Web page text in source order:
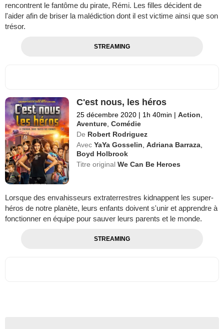
rencontrent le fantôme du pirate, Rémi. Les filles décident de
l'aider afin de briser la malédiction dont il est victime ainsi que son
trésor.
STREAMING
C'est nous, les héros
25 décembre 2020 | 1h 40min | Action
Aventure ,Comédie
De Robert Rodriguez
Avec YaYa Gosselin ,Adriana Barraza
Boyd Holbrook
Titre originalWe Can Be Heroes
Lorsque des envahisseurs extraterrestres kidnappent les super-
héros de notre planète, leurs enfants doivent s'unir et apprendre à
fonctionner en équipe pour sauver leurs parents et le monde.
STREAMING